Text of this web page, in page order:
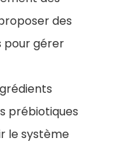
des
pour gérer
prébiotiques
le système